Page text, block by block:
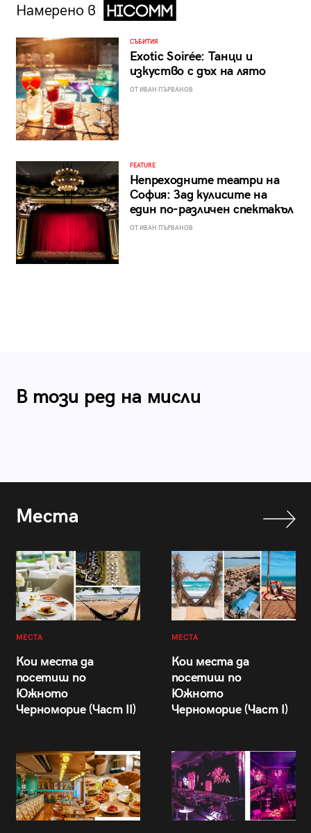
Намерено в
СЪБИТИЯ
Exotic Soirée: Танци и
изкуство с дъх на лято
ОТ ИВАН ПЪРВАНОВ
FEATURE
Непреходните театри на
София: Зад кулисите на
един по-различен спектакъл
ОТ ИВАН ПЪРВАНОВ
В този ред на мисли
Места
МЕСТА
Кои места да
посетиш по
Южното
Черноморие (Част II)
МЕСТА
Кои места да
посетиш по
Южното
Черноморие (Част I)